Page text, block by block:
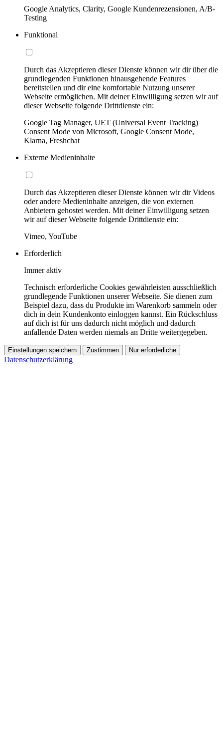
Google Analytics, Clarity, Google Kundenrezensionen, A/B-
Testing
Funktional
Durch das Akzeptieren dieser Dienste können wir dir über die
grundlegenden Funktionen hinausgehende Features
bereitstellen und dir eine komfortable Nutzung unserer
Webseite ermöglichen. Mit deiner Einwilligung setzen wir auf
dieser Webseite folgende Drittdienste ein:
Google Tag Manager, UET (Universal Event Tracking)
Consent Mode von Microsoft, Google Consent Mode,
Klarna, Freshchat
Externe Medieninhalte
Durch das Akzeptieren dieser Dienste können wir dir Videos
oder andere Medieninhalte anzeigen, die von externen
Anbietern gehostet werden. Mit deiner Einwilligung setzen
wir auf dieser Webseite folgende Drittdienste ein:
Vimeo, YouTube
Erforderlich
Immer aktiv
Technisch erforderliche Cookies gewährleisten ausschließlich
grundlegende Funktionen unserer Webseite. Sie dienen zum
Beispiel dazu, dass du Produkte im Warenkorb sammeln oder
dich in dein Kundenkonto einloggen kannst. Ein Rückschluss
auf dich ist für uns dadurch nicht möglich und dadurch
anfallende Daten werden niemals an Dritte weitergegeben.
Einstellungen speichern Zustimmen Nur erforderliche
Datenschutzerklärung